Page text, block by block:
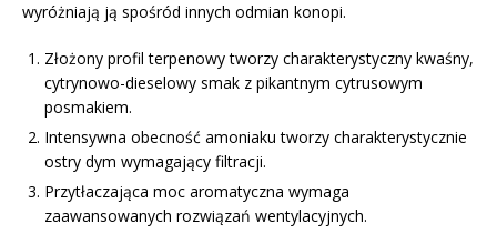
wyróżniają ją spośród innych odmian konopi.
Złożony profil terpenowy tworzy charakterystyczny kwaśny,
cytrynowo-dieselowy smak z pikantnym cytrusowym
posmakiem.
Intensywna obecność amoniaku tworzy charakterystycznie
ostry dym wymagający filtracji.
Przytłaczająca moc aromatyczna wymaga
zaawansowanych rozwiązań wentylacyjnych.